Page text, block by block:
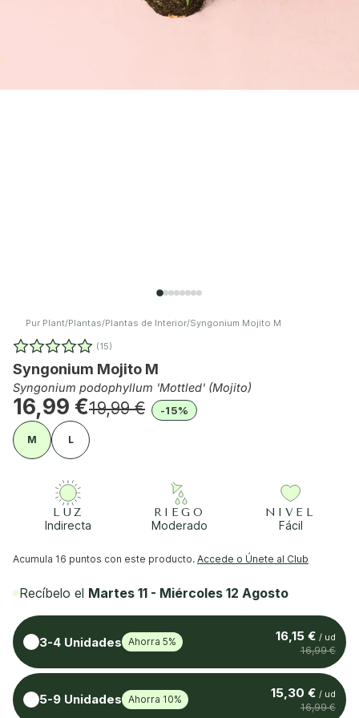
Pur Plant/Plantas/Plantas de Interior/Syngonium Mojito M
(15)
Syngonium Mojito M
Syngonium podophyllum 'Mottled' (Mojito)
16,99 €19,99 € -15%
M L
LUZ
Indirecta
RIEGO
Moderado
NIVEL
Fácil
Acumula 16 puntos con este producto. Accede o Únete al Club
Recíbelo el Martes 11 - Miércoles 12 Agosto
3-4 Unidades Ahorra 5% 16,15 € / ud
16,99 €
5-9 Unidades Ahorra 10% 15,30 € / ud
16,99 €